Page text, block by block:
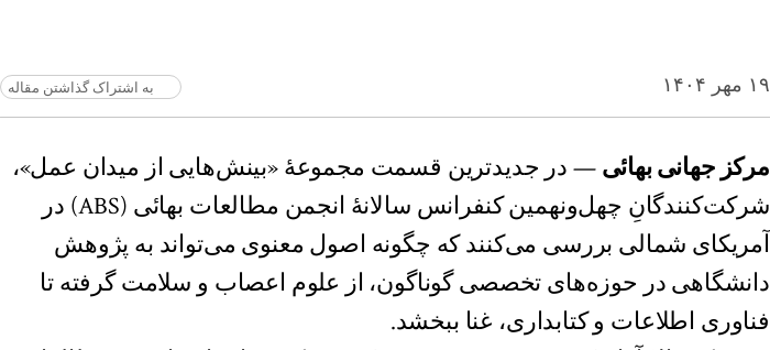
۱۹ مهر ۱۴۰۴ به اشتراک گذاشتن مقاله
مرکز جهانی بهائی — در جدیدترین قسمت مجموعهٔ «بینش‌هایی از میدان عمل»،
شرکت‌کنندگانِ چهل‌ونهمین کنفرانس سالانهٔ انجمن مطالعات بهائی (ABS) در
آمریکای شمالی بررسی می‌کنند که چگونه اصول معنوی می‌تواند به پژوهش
دانشگاهی در حوزه‌های تخصصی گوناگون، از علوم اعصاب و سلامت گرفته تا
فناوری اطلاعات و کتابداری، غنا ببخشد.